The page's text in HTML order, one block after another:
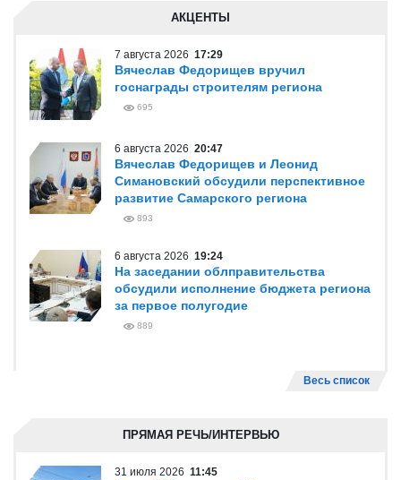
АКЦЕНТЫ
7 августа 2026 17:29
Вячеслав Федорищев вручил
госнаграды строителям региона
695
6 августа 2026 20:47
Вячеслав Федорищев и Леонид
Симановский обсудили перспективное
развитие Самарского региона
893
6 августа 2026 19:24
На заседании облправительства
обсудили исполнение бюджета региона
за первое полугодие
889
Весь список
ПРЯМАЯ РЕЧЬ/ИНТЕРВЬЮ
31 июля 2026 11:45